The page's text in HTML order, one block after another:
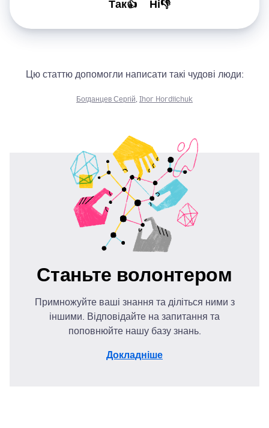
Так👍 Ні👎
Цю статтю допомогли написати такі чудові люди:
Богданцев Сергій, Ihor Hordiichuk
Станьте волонтером
Примножуйте ваші знання та діліться ними з
іншими. Відповідайте на запитання та
поповнюйте нашу базу знань.
Докладніше